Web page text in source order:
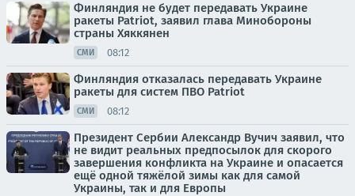
Финляндия не будет передавать Украине
ракеты Patriot, заявил глава Минобороны
страны Хяккянен
СМИ 08:12
Финляндия отказалась передавать Украине
ракеты для систем ПВО Patriot
СМИ 08:12
Президент Сербии Александр Вучич заявил, что
не видит реальных предпосылок для скорого
завершения конфликта на Украине и опасается
ещё одной тяжёлой зимы как для самой
Украины, так и для Европы